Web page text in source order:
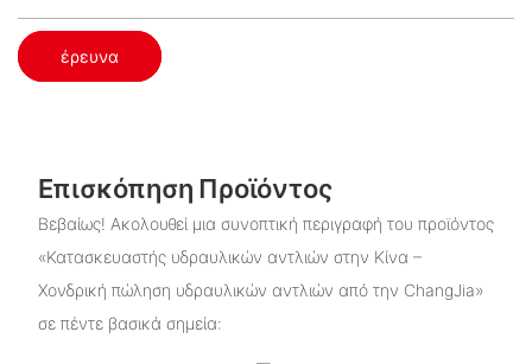
έρευνα
Επισκόπηση Προϊόντος
Βεβαίως! Ακολουθεί μια συνοπτική περιγραφή του προϊόντος
«Κατασκευαστής υδραυλικών αντλιών στην Κίνα –
Χονδρική πώληση υδραυλικών αντλιών από την ChangJia»
σε πέντε βασικά σημεία: